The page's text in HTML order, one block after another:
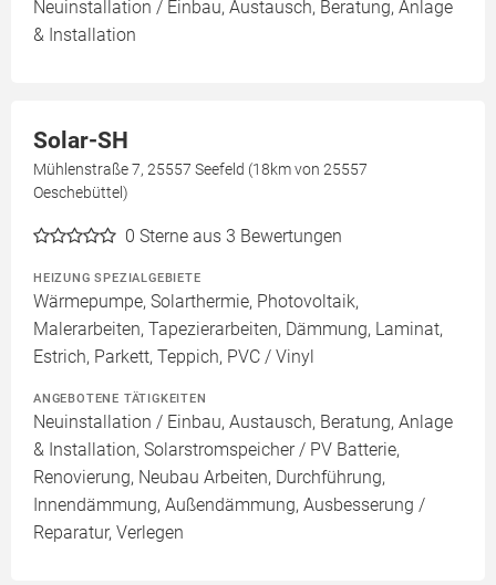
Neuinstallation / Einbau, Austausch, Beratung, Anlage
& Installation
Solar-SH
Mühlenstraße 7, 25557 Seefeld (18km von 25557
Oeschebüttel)
0 Sterne aus 3 Bewertungen
HEIZUNG SPEZIALGEBIETE
Wärmepumpe, Solarthermie, Photovoltaik,
Malerarbeiten, Tapezierarbeiten, Dämmung, Laminat,
Estrich, Parkett, Teppich, PVC / Vinyl
ANGEBOTENE TÄTIGKEITEN
Neuinstallation / Einbau, Austausch, Beratung, Anlage
& Installation, Solarstromspeicher / PV Batterie,
Renovierung, Neubau Arbeiten, Durchführung,
Innendämmung, Außendämmung, Ausbesserung /
Reparatur, Verlegen